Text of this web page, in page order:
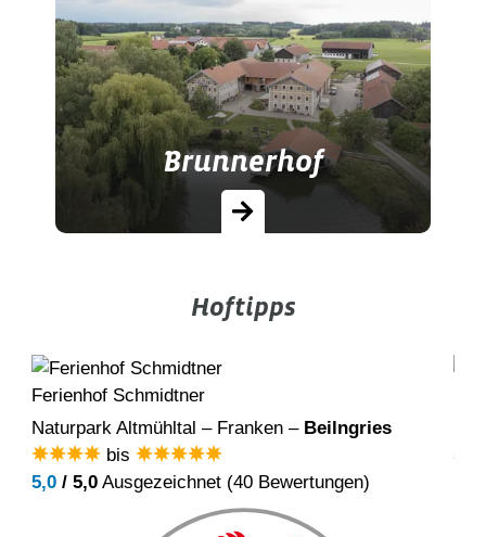
Brunnerhof
Wer Camping und Zelten auf
möchte ist hier genau richtig:
Zelt- & Stellplätze, der
hofeigene Naturbadesee und
unsere…
Hoftipps
Ferienhof Schmidtner
Naturpark Altmühltal – Franken – Beilngries
bis
5,0 / 5,0 Ausgezeichnet (40 Bewertungen)
5,0